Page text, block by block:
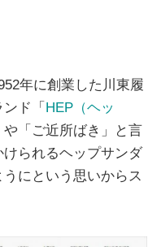
年に創業した川東履
ド「HEP（ヘッ
や「ご近所ばき」と言
られるヘップサンダ
にという思いからス